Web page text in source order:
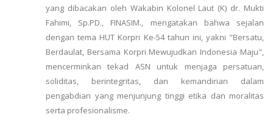
yang dibacakan oleh Wakabin Kolonel Laut (K) dr. Mukti
Fahimi, Sp.PD., FINASIM., mengatakan bahwa sejalan
dengan tema HUT Korpri Ke-54 tahun ini, yakni "Bersatu,
Berdaulat, Bersama Korpri Mewujudkan Indonesia Maju",
mencerminkan tekad ASN untuk menjaga persatuan,
soliditas, berintegritas, dan kemandirian dalam
pengabdian yang menjunjung tinggi etika dan moralitas
serta profesionalisme.